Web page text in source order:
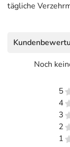
tägliche
Noch
5
4
3
2
1